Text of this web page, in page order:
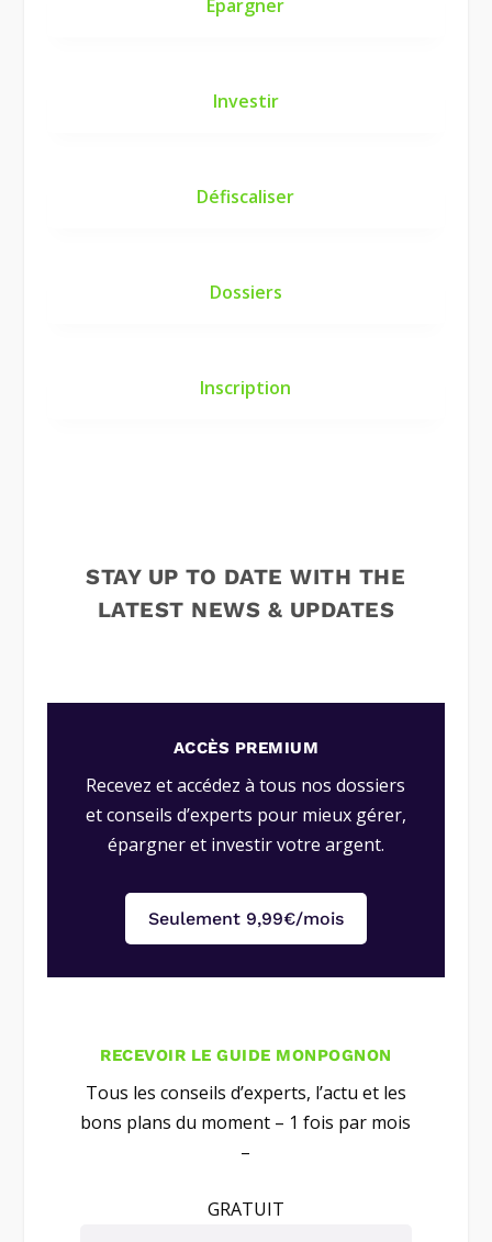
Epargner
Investir
Défiscaliser
Dossiers
Inscription
STAY UP TO DATE WITH THE
LATEST NEWS & UPDATES
ACCÈS PREMIUM
Recevez et accédez à tous nos dossiers
et conseils d’experts pour mieux gérer,
épargner et investir votre argent.
Seulement 9,99€/mois
RECEVOIR LE GUIDE MONPOGNON
Tous les conseils d’experts, l’actu et les
bons plans du moment – 1 fois par mois
–
GRATUIT